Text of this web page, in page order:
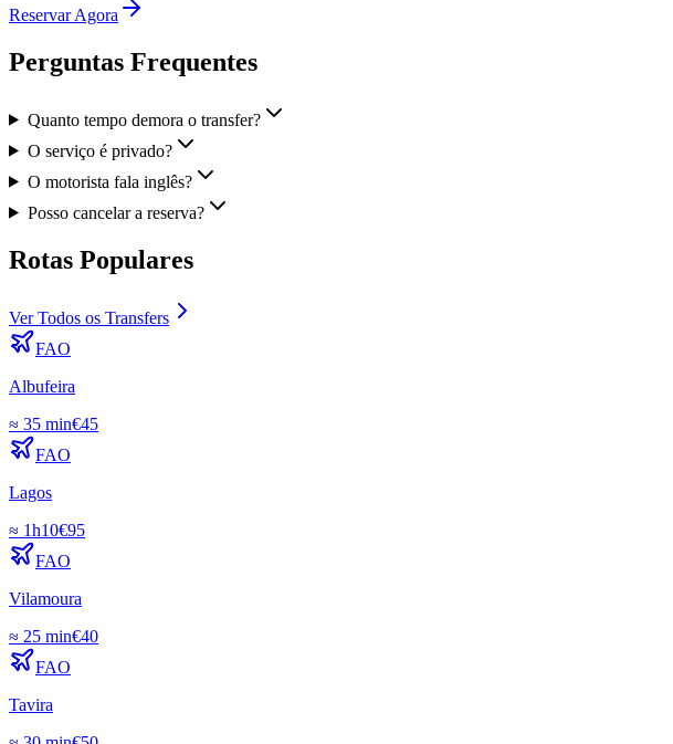
Reservar Agora
Perguntas Frequentes
Quanto tempo demora o transfer?
O serviço é privado?
O motorista fala inglês?
Posso cancelar a reserva?
Rotas Populares
Ver Todos os Transfers
FAO
Albufeira
≈ 35 min€45
FAO
Lagos
≈ 1h10€95
FAO
Vilamoura
≈ 25 min€40
FAO
Tavira